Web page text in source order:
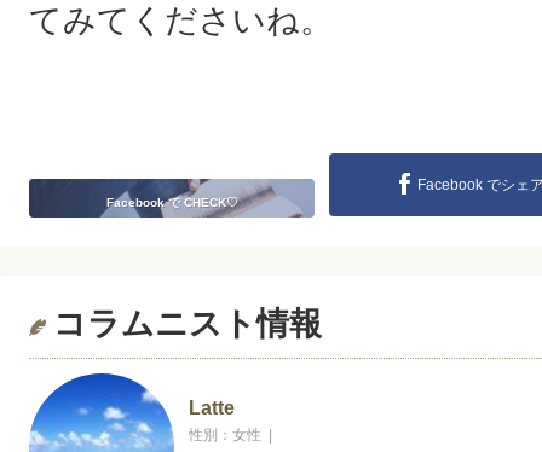
てみてくださいね。
Facebook で CHECK♡
Facebook でシェ
コラムニスト情報
Latte
性別：女性 |